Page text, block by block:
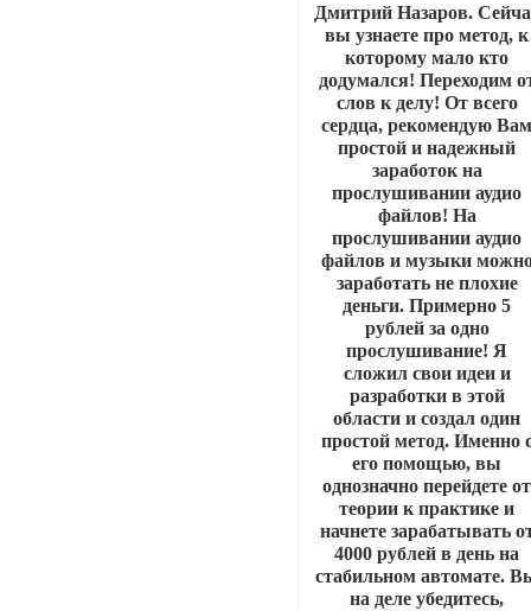
Дмитрий Назаров.
вы узнаете про метод, к
которому мало кто
додумался! Переходим
слов к делу! От всего
сердца, рекомендую
простой и надежный
заработок на
прослушивании аудио
файлов! На
прослушивании аудио
файлов и музыки
заработать не плохие
деньги. Примерно 5
рублей за одно
прослушивание! Я
сложил свои идеи и
разработки в этой
области и создал один
простой метод. Именно
его помощью, вы
однозначно перейдете от
теории к практике и
начнете зарабатывать
4000 рублей в день на
стабильном автомате.
на деле убедитесь,